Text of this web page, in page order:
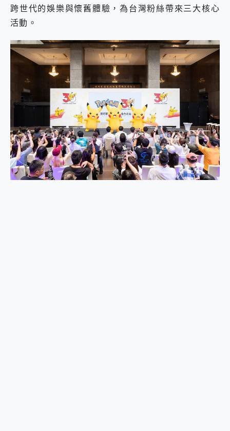
近八千元的 Soundcore Liberty 5 Pro Max，有螢幕的耳機會是智商稅嗎?
跨世代的娛樂與懷舊體驗，為台灣粉絲帶來三大核心
活動。